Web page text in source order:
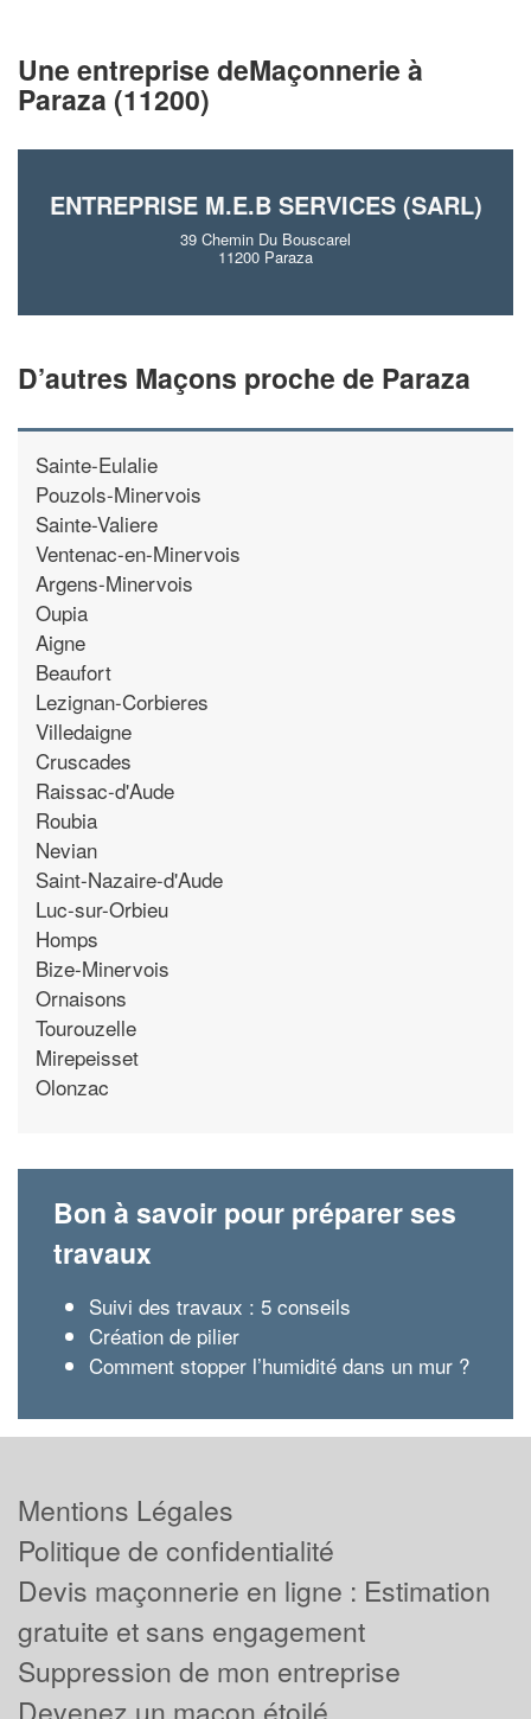
Une entreprise deMaçonnerie à
Paraza (11200)
ENTREPRISE M.E.B SERVICES (SARL)
39 Chemin Du Bouscarel
11200 Paraza
D’autres Maçons proche de Paraza
Sainte-Eulalie
Pouzols-Minervois
Sainte-Valiere
Ventenac-en-Minervois
Argens-Minervois
Oupia
Aigne
Beaufort
Lezignan-Corbieres
Villedaigne
Cruscades
Raissac-d'Aude
Roubia
Nevian
Saint-Nazaire-d'Aude
Luc-sur-Orbieu
Homps
Bize-Minervois
Ornaisons
Tourouzelle
Mirepeisset
Olonzac
Bon à savoir pour préparer ses
travaux
Suivi des travaux : 5 conseils
Création de pilier
Comment stopper l’humidité dans un mur ?
nouveaux clients
Mentions Légales
Politique de confidentialité
Devis maçonnerie en ligne : Estimation
gratuite et sans engagement
Suppression de mon entreprise
Devenez un maçon étoilé